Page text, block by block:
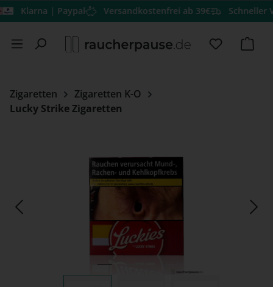
Zum Hauptinhalt springen
| Paypal Versandkostenfrei ab 39€ Schneller
Du hast
Zigaretten
Zigaretten K-O
Lucky Strike Zigaretten